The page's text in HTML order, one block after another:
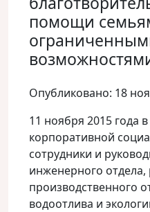
помощи
Опубликовано: 18
11 ноября 2015 года
корпоративной
сотрудники и
инженерного отдела,
производственного
водоотлива и